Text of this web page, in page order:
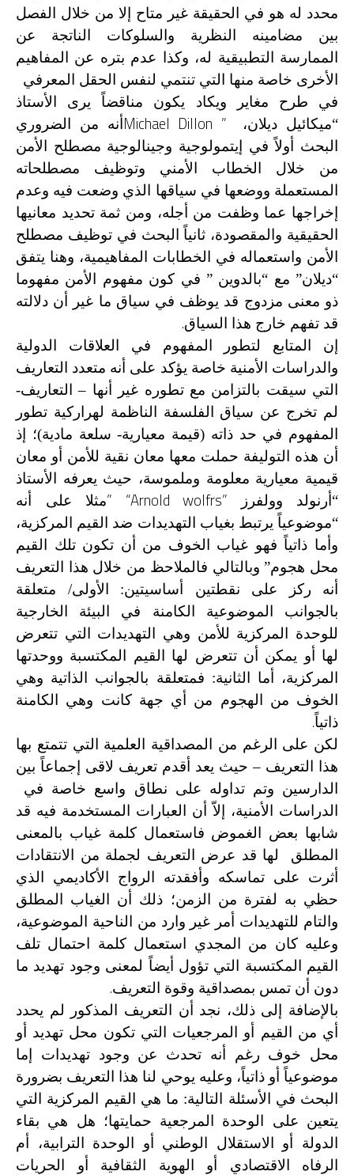
محدد له هو في الحقيقة غير متاح إلا من خلال الفصل
بين مضامينه النظرية والسلوكات الناتجة عن
الممارسة التطبيقية له، وكذا عدم بتره عن المفاهيم
الأخرى خاصة منها التي تنتمي لنفس الحقل المعرفي
في طرح مغاير ويكاد يكون مناقضاً يرى الأستاذ
“ميكائيل ديلان،
Michael Dillon ” أنه من الضروري
البحث أولاً في إيتمولوجية وجينالوجية مصطلح الأمن
من خلال الخطاب الأمني وتوظيف مصطلحاته
المستعملة ووضعها في سياقها الذي وضعت فيه وعدم
إخراجها عما وظفت من أجله، ومن ثمة تحديد معانيها
الحقيقية والمقصودة، ثانياً البحث في توظيف مصطلح
الأمن واستعماله في الخطابات المفاهيمية، وهنا يتفق
“ديلان” مع “بالدوين ” في كون مفهوم الأمن مفهوما
ذو معنى مزدوج قد يوظف في سياق ما غير أن دلالته
قد تفهم خارج هذا السياق.
إن المتابع لتطور المفهوم في العلاقات الدولية
والدراسات الأمنية خاصة يؤكد على أنه متعدد التعاريف
التي سيقت بالتزامن مع تطوره غير أنها – التعاريف-
لم تخرج عن سياق الفلسفة الناظمة لهراركية تطور
المفهوم في حد ذاته (قيمة معيارية- سلعة مادية)؛ إذ
أن هذه التوليفة حملت معها معان نقية للأمن أو معان
قيمية معيارية معلومة وملموسة، حيث يعرفه الأستاذ
“أرنولد وولفرز ” “Arnold wolfrs”مثلا على أنه
“موضوعياً يرتبط بغياب التهديدات ضد القيم المركزية،
وأما ذاتياً فهو غياب الخوف من أن تكون تلك القيم
محل هجوم” وبالتالي فالملاحظ من خلال هذا التعريف
أنه ركز على نقطتين أساسيتين: الأولى/ متعلقة
بالجوانب الموضوعية الكامنة في البيئة الخارجية
للوحدة المركزية للأمن وهي التهديدات التي تتعرض
لها أو يمكن أن تتعرض لها القيم المكتسبة ووحدتها
المركزية، أما الثانية: فمتعلقة بالجوانب الذاتية وهي
الخوف من الهجوم من أي جهة كانت وهي الكامنة
ذاتياً.
لكن على الرغم من المصداقية العلمية التي تتمتع بها
هذا التعريف – حيث يعد أقدم تعريف لاقى إجماعاً بين
الدارسين وتم تداوله على نطاق واسع خاصة في
الدراسات الأمنية، إلاّ أن العبارات المستخدمة فيه قد
شابها بعض الغموض فاستعمال كلمة غياب بالمعنى
المطلق لها قد عرض التعريف لجملة من الانتقادات
أثرت على تماسكه وأفقدته الرواج الأكاديمي الذي
حظي به لفترة من الزمن؛ ذلك أن الغياب المطلق
والتام للتهديدات أمر غير وارد من الناحية الموضوعية،
وعليه كان من المجدي استعمال كلمة احتمال تلف
القيم المكتسبة التي تؤول أيضاً لمعنى وجود تهديد ما
دون أن تمس بمصداقية وقوة التعريف.
بالإضافة إلى ذلك، نجد أن التعريف المذكور لم يحدد
أي من القيم أو المرجعيات التي تكون محل تهديد أو
محل خوف رغم أنه تحدث عن وجود تهديدات إما
موضوعياً أو ذاتياً، وعليه يوحي لنا هذا التعريف بضرورة
البحث في الأسئلة التالية: ما هي القيم المركزية التي
يتعين على الوحدة المرجعية حمايتها؛ هل هي بقاء
الدولة أو الاستقلال الوطني أو الوحدة الترابية، أم
الرفاه الاقتصادي أو الهوية الثقافية أو الحريات